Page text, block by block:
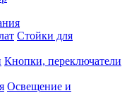
Стойки для
Кнопки, переключатели
Освещение и